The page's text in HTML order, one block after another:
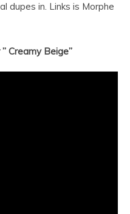
dupes in. Links is Morphe
Creamy Beige”